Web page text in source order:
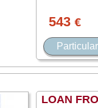
543 €
Particular
LOAN